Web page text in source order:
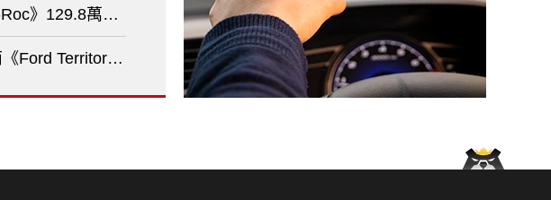
遺蘇繡外觀新登場?
》129.8萬元起 車身尺碼&螢幕放大 單一1.5T48V 配備更豐富?
Ford Territory》新增頂規車 換上淺色內裝 強化Co-Pilot360系統 ?